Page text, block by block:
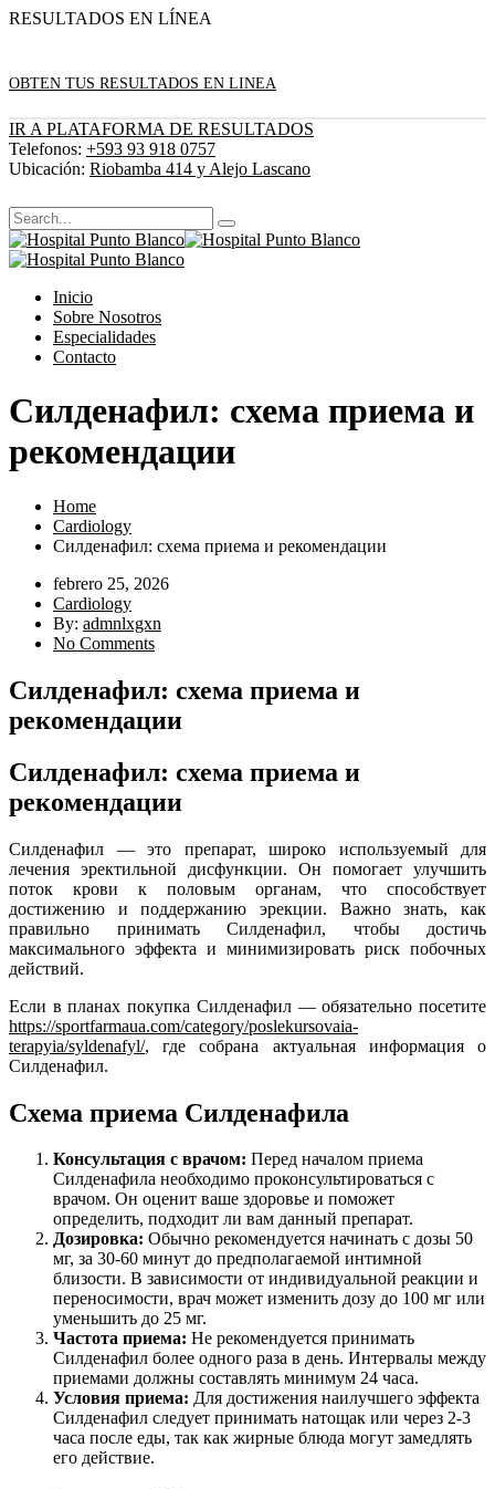
RESULTADOS EN LÍNEA
OBTEN TUS RESULTADOS EN LINEA
IR A PLATAFORMA DE RESULTADOS
Telefonos: +593 93 918 0757
Ubicación: Riobamba 414 y Alejo Lascano
Inicio
Sobre Nosotros
Especialidades
Contacto
Силденафил: схема приема и
рекомендации
Home
Cardiology
Силденафил: схема приема и рекомендации
febrero 25, 2026
Cardiology
By: admnlxgxn
No Comments
Силденафил: схема приема и
рекомендации
Силденафил: схема приема и
рекомендации
Силденафил — это препарат, широко используемый для
лечения эректильной дисфункции. Он помогает улучшить
поток крови к половым органам, что способствует
достижению и поддержанию эрекции. Важно знать, как
правильно принимать Силденафил, чтобы достичь
максимального эффекта и минимизировать риск побочных
действий.
Если в планах покупка Силденафил — обязательно посетите
https://sportfarmaua.com/category/poslekursovaia-
terapyia/syldenafyl/, где собрана актуальная информация о
Силденафил.
Схема приема Силденафила
Консультация с врачом: Перед началом приема
Силденафила необходимо проконсультироваться с
врачом. Он оценит ваше здоровье и поможет
определить, подходит ли вам данный препарат.
Дозировка: Обычно рекомендуется начинать с дозы 50
мг, за 30-60 минут до предполагаемой интимной
близости. В зависимости от индивидуальной реакции и
переносимости, врач может изменить дозу до 100 мг или
уменьшить до 25 мг.
Частота приема: Не рекомендуется принимать
Силденафил более одного раза в день. Интервалы между
приемами должны составлять минимум 24 часа.
Условия приема: Для достижения наилучшего эффекта
Силденафил следует принимать натощак или через 2-3
часа после еды, так как жирные блюда могут замедлять
его действие.